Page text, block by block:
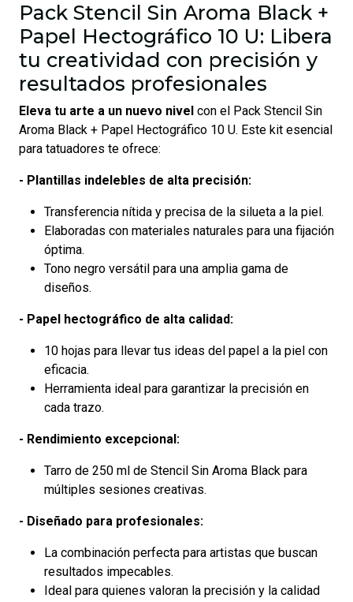
Pack Stencil Sin Aroma Black +
Papel Hectográfico 10 U: Libera
tu creatividad con precisión y
resultados profesionales
Eleva tu arte a un nuevo nivel con el Pack Stencil Sin
Aroma Black + Papel Hectográfico 10 U. Este kit esencial
para tatuadores te ofrece:
- Plantillas indelebles de alta precisión:
Transferencia nítida y precisa de la silueta a la piel.
Elaboradas con materiales naturales para una fijación
óptima.
Tono negro versátil para una amplia gama de
diseños.
- Papel hectográfico de alta calidad:
10 hojas para llevar tus ideas del papel a la piel con
eficacia.
Herramienta ideal para garantizar la precisión en
cada trazo.
- Rendimiento excepcional:
Tarro de 250 ml de Stencil Sin Aroma Black para
múltiples sesiones creativas.
- Diseñado para profesionales:
La combinación perfecta para artistas que buscan
resultados impecables.
Ideal para quienes valoran la precisión y la calidad